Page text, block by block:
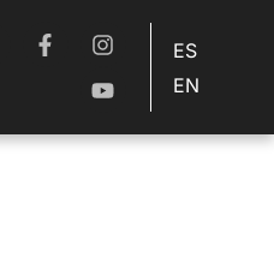
ES
EN